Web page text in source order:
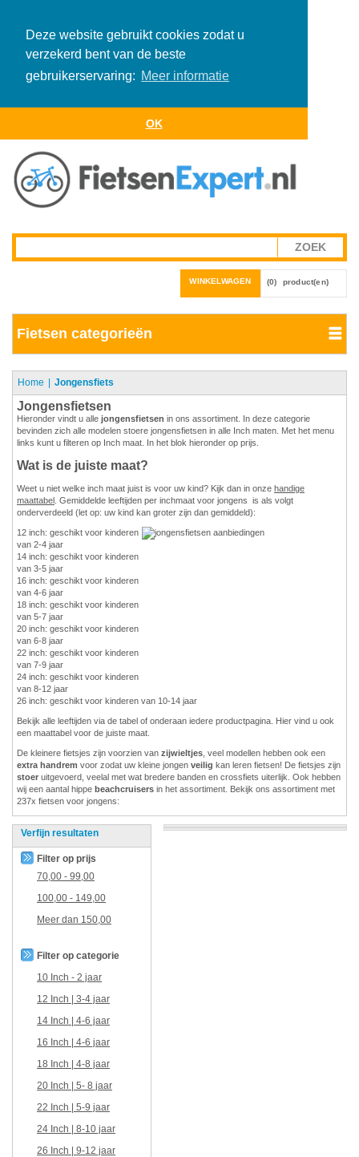
Deze website gebruikt cookies zodat u
verzekerd bent van de beste
gebruikerservaring: Meer informatie
OK
WINKELWAGEN (0) product(en)
Fietsen categorieën
Home Jongensfiets
Jongensfietsen
Hieronder vindt u alle jongensfietsen in ons assortiment. In deze categorie
bevinden zich alle modelen stoere jongensfietsen in alle Inch maten. Met het menu
links kunt u filteren op Inch maat. In het blok hieronder op prijs.
Wat is de juiste maat?
Weet u niet welke inch maat juist is voor uw kind? Kijk dan in onze handige
maattabel . Gemiddelde leeftijden per inchmaat voor jongens is als volgt
onderverdeeld (let op: uw kind kan groter zijn dan gemiddeld):
12 inch: geschikt voor kinderen
van 2-4 jaar
14 inch: geschikt voor kinderen
van 3-5 jaar
16 inch: geschikt voor kinderen
van 4-6 jaar
18 inch: geschikt voor kinderen
van 5-7 jaar
20 inch: geschikt voor kinderen
van 6-8 jaar
22 inch: geschikt voor kinderen
van 7-9 jaar
24 inch: geschikt voor kinderen
van 8-12 jaar
26 inch: geschikt voor kinderen van 10-14 jaar
Bekijk alle leeftijden via de tabel of onderaan iedere productpagina. Hier vind u ook
een maattabel voor de juiste maat.
De kleinere fietsjes zijn voorzien van zijwieltjes , veel modellen hebben ook een
extra handrem voor zodat uw kleine jongen veilig kan leren fietsen! De fietsjes zijn
stoer uitgevoerd, veelal met wat bredere banden en crossfiets uiterlijk. Ook hebben
wij een aantal hippe beachcruisers in het assortiment. Bekijk ons assortiment met
237x fietsen voor jongens:
Verfijn resultaten
Filter op prijs
70,00 - 99,00
100,00 - 149,00
Meer dan 150,00
Filter op categorie
10 Inch - 2 jaar
12 Inch | 3-4 jaar
14 Inch | 4-6 jaar
16 Inch | 4-6 jaar
18 Inch | 4-8 jaar
20 Inch | 5- 8 jaar
22 Inch | 5-9 jaar
24 Inch | 8-10 jaar
26 Inch | 9-12 jaar